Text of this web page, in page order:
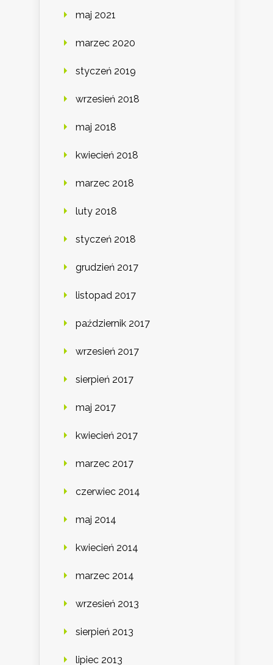
maj 2021
marzec 2020
styczeń 2019
wrzesień 2018
maj 2018
kwiecień 2018
marzec 2018
luty 2018
styczeń 2018
grudzień 2017
listopad 2017
październik 2017
wrzesień 2017
sierpień 2017
maj 2017
kwiecień 2017
marzec 2017
czerwiec 2014
maj 2014
kwiecień 2014
marzec 2014
wrzesień 2013
sierpień 2013
lipiec 2013